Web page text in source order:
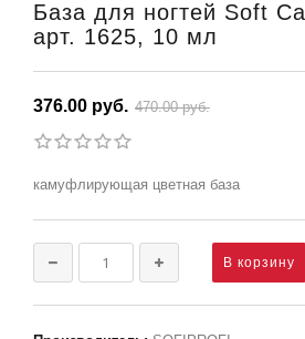
База для ногтей Soft
арт. 1625, 10 мл
376.00 руб. 470.00 руб.
камуфлирующая цветная база